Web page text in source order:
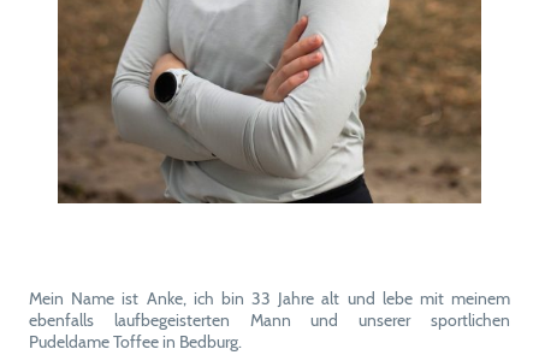
Mein Name ist Anke, ich bin 33 Jahre alt und lebe mit meinem
ebenfalls laufbegeisterten Mann und unserer sportlichen
Pudeldame Toffee in Bedburg.